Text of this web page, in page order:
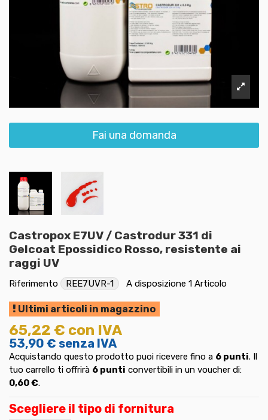
Fai una domanda
Castropox E7UV / Castrodur 331 di
Gelcoat Epossidico Rosso, resistente ai
raggi UV
Riferimento REE7UVR-1 A disposizione 1 Articolo
Ultimi articoli in magazzino
65,22 € con IVA
53,90 € senza IVA
Acquistando questo prodotto puoi ricevere fino a 6 punti. Il
tuo carrello ti offrirà 6 punti convertibili in un voucher di:
0,60 €.
Scegliere il tipo di fornitura